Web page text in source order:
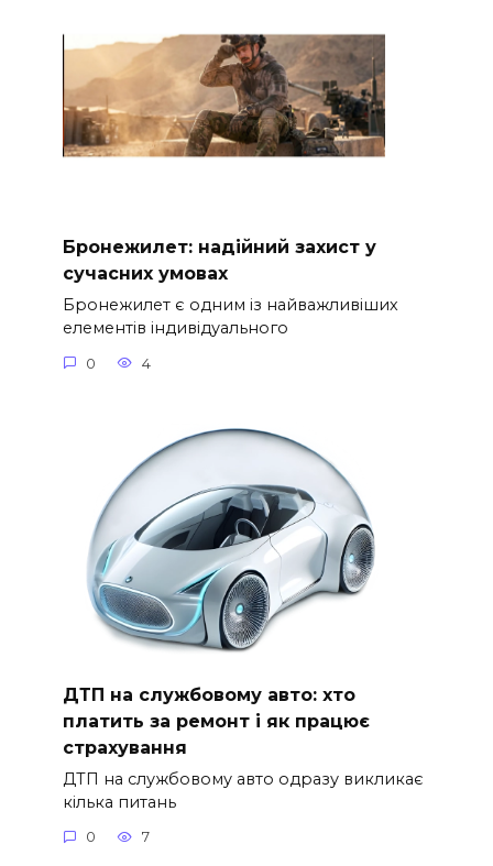
Бронежилет: надійний захист у
сучасних умовах
Бронежилет є одним із найважливіших
елементів індивідуального
0 4
ДТП на службовому авто: хто
платить за ремонт і як працює
страхування
ДТП на службовому авто одразу викликає
кілька питань
0 7